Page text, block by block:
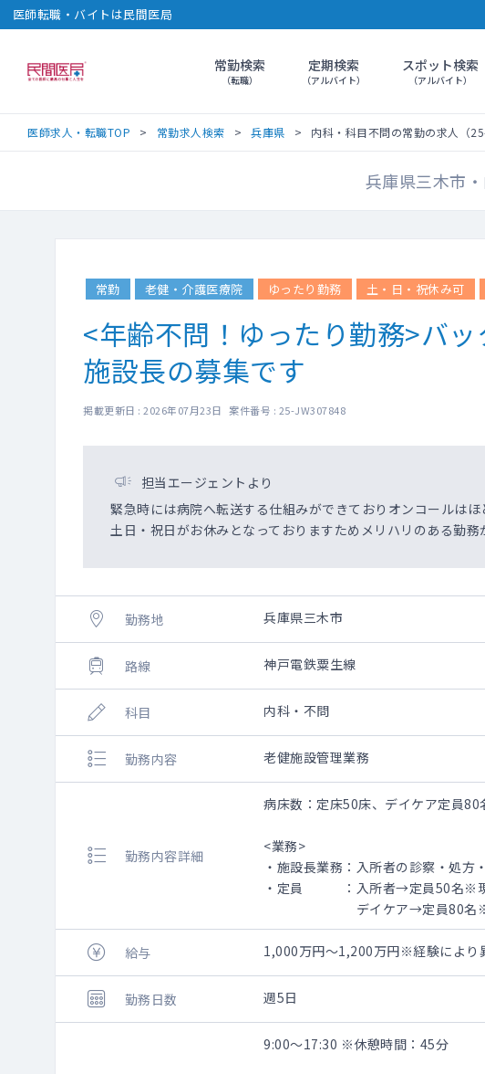
医師転職・バイトは民間医局
民間医局常勤検索
（転職）
定期検索
（アルバイト）
スポット検索
（アルバイト）
医師求人・転職TOP 常勤求人検索 兵庫県 内科・科目不問の常勤の求人（
兵庫県三木市
常勤 老健・介護医療院 ゆったり勤務 土・日・祝休み可
<年齢不問！ゆったり勤務>バ
施設長の募集です
掲載更新日 : 2026年07月23日 案件番号 : 25-JW307848
担当エージェントより
緊急時には病院へ転送する仕組みができておりオンコールはほ
土日・祝日がお休みとなっておりますためメリハリのある勤務
勤務地 兵庫県三木市
路線 神戸電鉄粟生線
科目 内科・不問
勤務内容 老健施設管理業務
勤務内容詳細
病床数：定床50床、デイケア定員80
<業務>
・施設長業務：入所者の診察・処方
・定員 ：入所者→定員50名※現
デイケア→定員80名※現
給与 1,000万円～1,200万円※経験により
勤務日数 週5日
9:00～17:30 ※休憩時間：45分